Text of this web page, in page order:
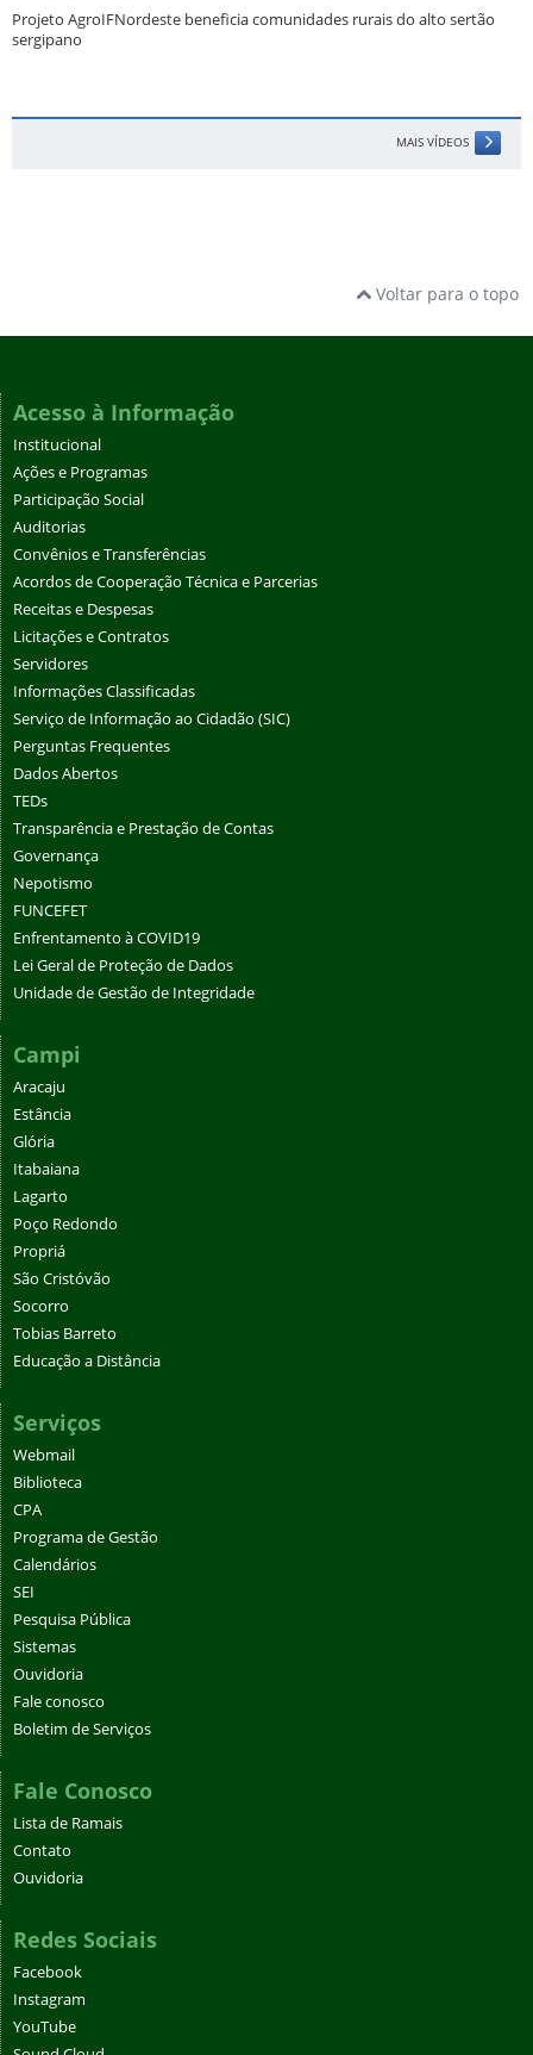
Projeto AgroIFNordeste beneficia comunidades rurais do alto sertão
sergipano
MAIS VÍDEOS
Voltar para o topo
Acesso à Informação
Institucional
Ações e Programas
Participação Social
Auditorias
Convênios e Transferências
Acordos de Cooperação Técnica e Parcerias
Receitas e Despesas
Licitações e Contratos
Servidores
Informações Classificadas
Serviço de Informação ao Cidadão (SIC)
Perguntas Frequentes
Dados Abertos
TEDs
Transparência e Prestação de Contas
Governança
Nepotismo
FUNCEFET
Enfrentamento à COVID19
Lei Geral de Proteção de Dados
Unidade de Gestão de Integridade
Campi
Aracaju
Estância
Glória
Itabaiana
Lagarto
Poço Redondo
Propriá
São Cristóvão
Socorro
Tobias Barreto
Educação a Distância
Serviços
Webmail
Biblioteca
CPA
Programa de Gestão
Calendários
SEI
Pesquisa Pública
Sistemas
Ouvidoria
Fale conosco
Boletim de Serviços
Fale Conosco
Lista de Ramais
Contato
Ouvidoria
Redes Sociais
Facebook
Instagram
YouTube